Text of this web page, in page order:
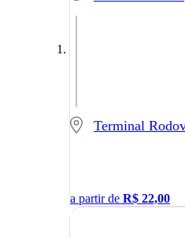
a partir de R$ 22,00